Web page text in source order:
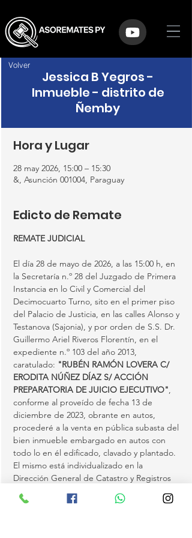
Jessica B Yegros -
Inmueble - distrito de
Ñemby
Hora y Lugar
28 may 2026, 15:00 – 15:30
&, Asunción 001004, Paraguay
Edicto de Remate
REMATE JUDICIAL
El día 28 de mayo de 2026, a las 15:00 h, en
la Secretaría n.º 28 del Juzgado de Primera
Instancia en lo Civil y Comercial del
Decimocuarto Turno, sito en el primer piso
del Palacio de Justicia, en las calles Alonso y
Testanova (Sajonia), y por orden de S.S. Dr.
Guillermo Ariel Riveros Florentín, en el
expediente n.º 103 del año 2013,
caratulado: "RUBÉN RAMÓN LOVERA C/
ERODITA NÚÑEZ DÍAZ S/ ACCIÓN
PREPARATORIA DE JUICIO EJECUTIVO",
conforme al proveído de fecha 13 de
diciembre de 2023, obrante en autos,
procederé a la venta en pública subasta del
bien inmueble embargado en autos con
todo lo en él edificado, clavado y plantado.
El mismo está individualizado en la
Dirección General de Catastro y Registros
de Inmuebles como:
Volver